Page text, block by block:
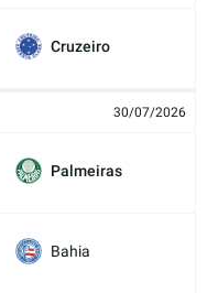
Cruzeiro
30/07/2026
Palmeiras
Bahia